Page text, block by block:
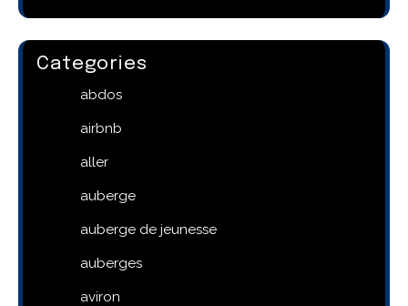
Categories
abdos
airbnb
aller
auberge
auberge de jeunesse
auberges
aviron